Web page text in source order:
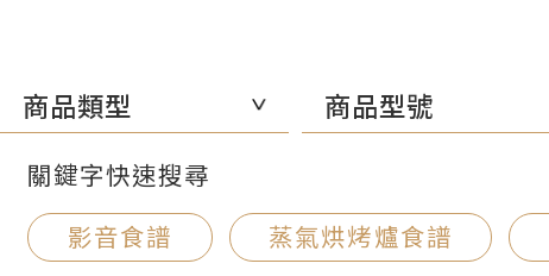
商品類型 商品型號
關鍵字快速搜尋
影音食譜
蒸氣烘烤爐食譜